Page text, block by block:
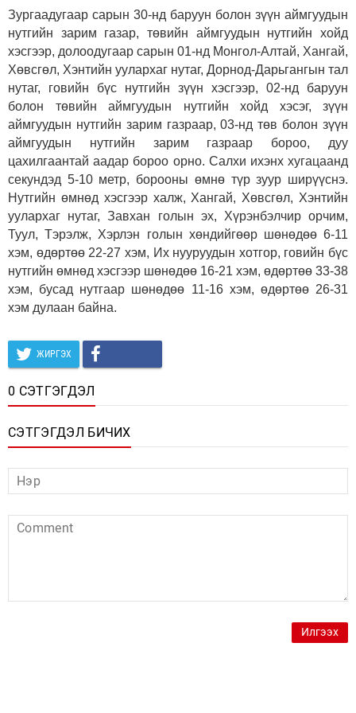
Зургаадугаар сарын 30-нд баруун болон зүүн аймгуудын
нутгийн зарим газар, төвийн аймгуудын нутгийн хойд
хэсгээр, долоодугаар сарын 01-нд Монгол-Алтай, Хангай,
Хөвсгөл, Хэнтийн уулархаг нутаг, Дорнод-Дарьгангын тал
нутаг, говийн бүс нутгийн зүүн хэсгээр, 02-нд баруун
болон төвийн аймгуудын нутгийн хойд хэсэг, зүүн
аймгуудын нутгийн зарим газраар, 03-нд төв болон зүүн
аймгуудын нутгийн зарим газраар бороо, дуу
цахилгаантай аадар бороо орно. Салхи ихэнх хугацаанд
секундэд 5-10 метр, борооны өмнө түр зуур ширүүснэ.
Нутгийн өмнөд хэсгээр халж, Хангай, Хөвсгөл, Хэнтийн
уулархаг нутаг, Завхан голын эх, Хүрэнбэлчир орчим,
Туул, Тэрэлж, Хэрлэн голын хөндийгөөр шөнөдөө 6-11
хэм, өдөртөө 22-27 хэм, Их нууруудын хотгор, говийн бүс
нутгийн өмнөд хэсгээр шөнөдөө 16-21 хэм, өдөртөө 33-38
хэм, бусад нутгаар шөнөдөө 11-16 хэм, өдөртөө 26-31
хэм дулаан байна.
ЖИРГЭХ
0 СЭТГЭГДЭЛ
СЭТГЭГДЭЛ БИЧИХ
Илгээх